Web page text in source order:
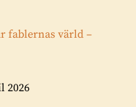
fablernas värld –
2026